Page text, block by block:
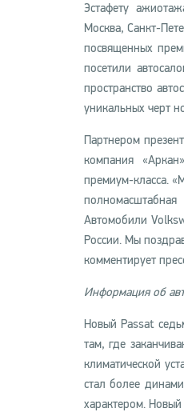
Эстафету
Москва, Санкт-
посвященных
посетили
пространство
уникальных черт
Партнером
компания
премиум-класса.
Автомобили
России. Мы
комментирует
Информация об
Новый Passat
там, где
климатической
стал более
характером.